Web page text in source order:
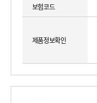
보험코드
제품정보확인